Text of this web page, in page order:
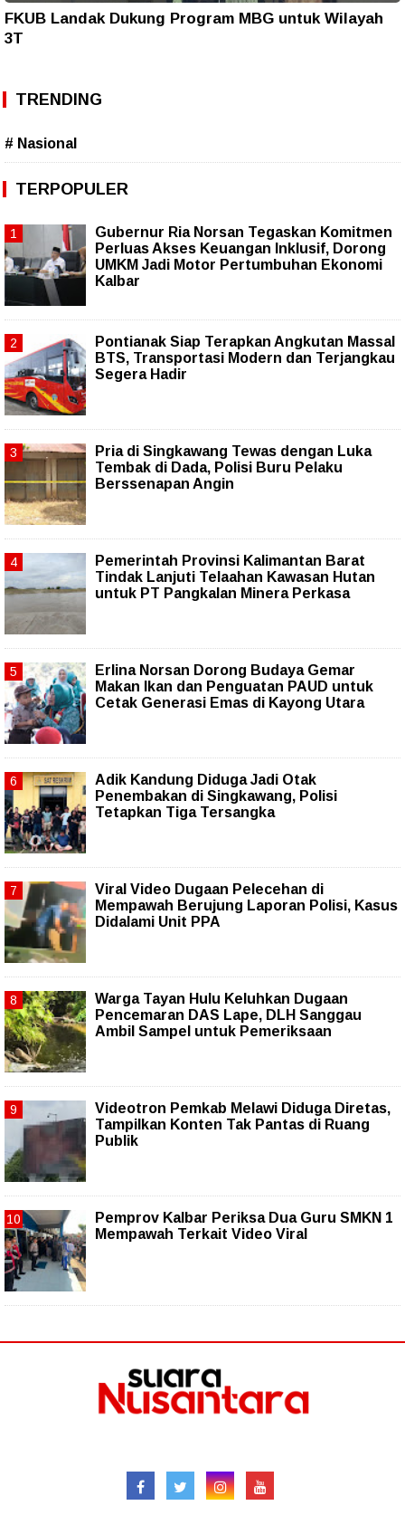
FKUB Landak Dukung Program MBG untuk Wilayah
3T
TRENDING
# Nasional
TERPOPULER
Gubernur Ria Norsan Tegaskan Komitmen
Perluas Akses Keuangan Inklusif, Dorong
UMKM Jadi Motor Pertumbuhan Ekonomi
Kalbar
Pontianak Siap Terapkan Angkutan Massal
BTS, Transportasi Modern dan Terjangkau
Segera Hadir
Pria di Singkawang Tewas dengan Luka
Tembak di Dada, Polisi Buru Pelaku
Berssenapan Angin
Pemerintah Provinsi Kalimantan Barat
Tindak Lanjuti Telaahan Kawasan Hutan
untuk PT Pangkalan Minera Perkasa
Erlina Norsan Dorong Budaya Gemar
Makan Ikan dan Penguatan PAUD untuk
Cetak Generasi Emas di Kayong Utara
Adik Kandung Diduga Jadi Otak
Penembakan di Singkawang, Polisi
Tetapkan Tiga Tersangka
Viral Video Dugaan Pelecehan di
Mempawah Berujung Laporan Polisi, Kasus
Didalami Unit PPA
Warga Tayan Hulu Keluhkan Dugaan
Pencemaran DAS Lape, DLH Sanggau
Ambil Sampel untuk Pemeriksaan
Videotron Pemkab Melawi Diduga Diretas,
Tampilkan Konten Tak Pantas di Ruang
Publik
Pemprov Kalbar Periksa Dua Guru SMKN 1
Mempawah Terkait Video Viral